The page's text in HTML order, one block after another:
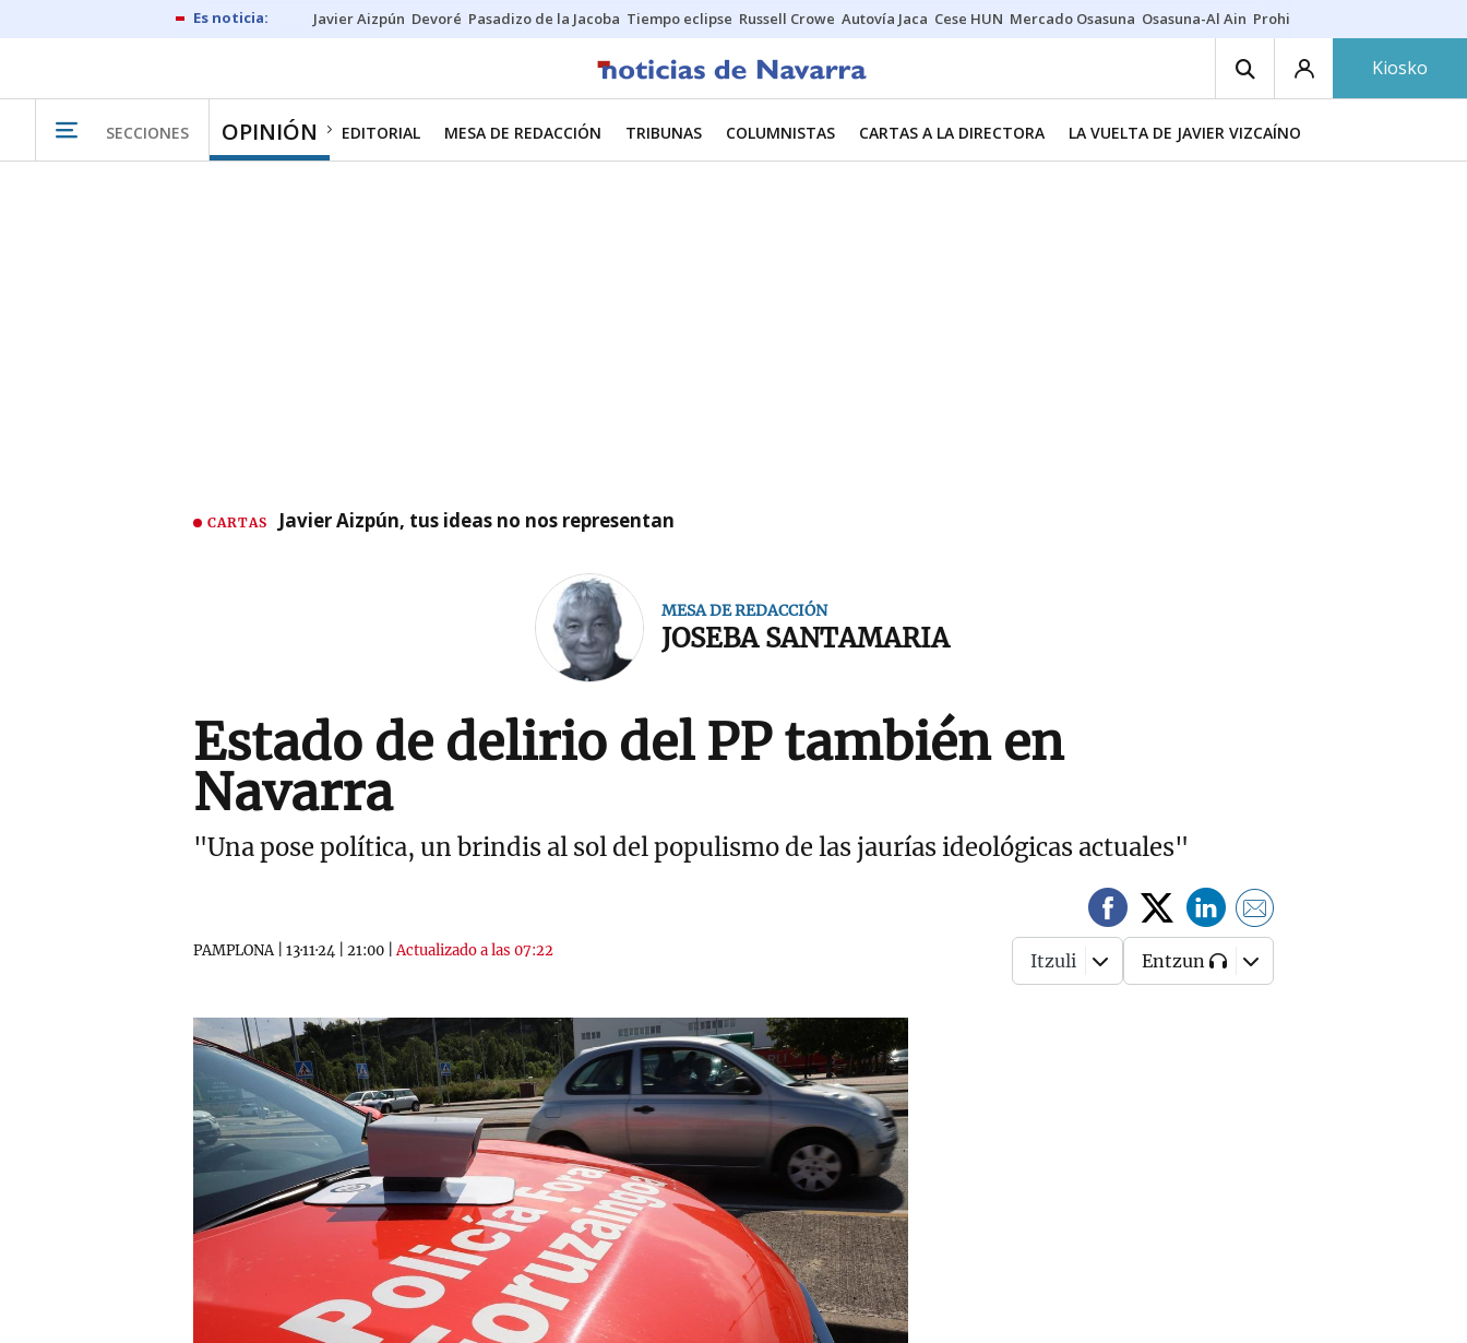
Javier Aizpún Devoré Pasadizo de la Jacoba Tiempo eclipse Russell Crowe Autovía Jaca Cese HUN Mercado Osasuna Osasuna-Al Ain Prohibiciones eclipse
Kiosko
SECCIONES OPINIÓN EDITORIAL MESA DE REDACCIÓN TRIBUNAS COLUMNISTAS CARTAS A LA DIRECTORA LA VUELTA DE JAVIER VIZCAÍNO
CARTAS Javier Aizpún, tus ideas no nos representan
MESA DE REDACCIÓN
JOSEBA SANTAMARIA
Estado de delirio del PP también en
Navarra
"Una pose política, un brindis al sol del populismo de las jaurías ideológicas actuales"
PAMPLONA| 13·11·24 21:00 |Actualizado a las 07:22 Itzuli Entzun